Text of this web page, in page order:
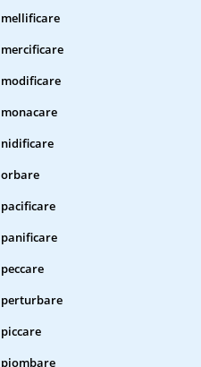
mellificare
mercificare
modificare
monacare
nidificare
orbare
pacificare
panificare
peccare
perturbare
piccare
piombare